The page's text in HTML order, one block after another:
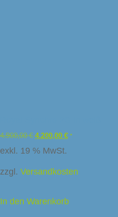
4.900,00€ 4.200,00 € *
exkl. 19 % MwSt.
zzgl. Versandkosten
In den Warenkorb